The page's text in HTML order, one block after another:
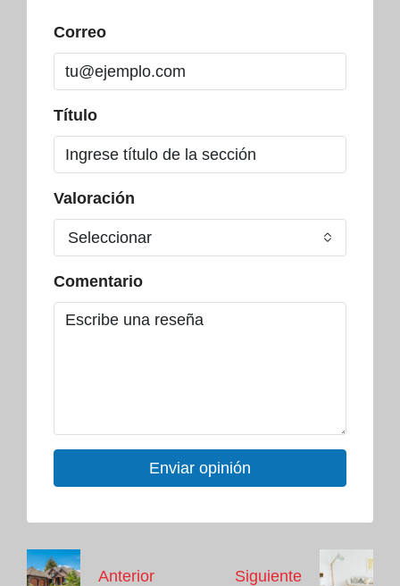
Correo
Título
Valoración
Seleccionar
Comentario
Enviar opinión
Anterior Siguiente